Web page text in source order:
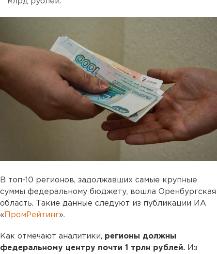
В топ-10 регионов, задолжавших самые крупные
суммы федеральному бюджету, вошла Оренбургская
область. Такие данные следуют из публикации ИА
« ПромРейтинг».
Как отмечают аналитики, регионы должны
федеральному центру почти 1 трлн рублей. Из